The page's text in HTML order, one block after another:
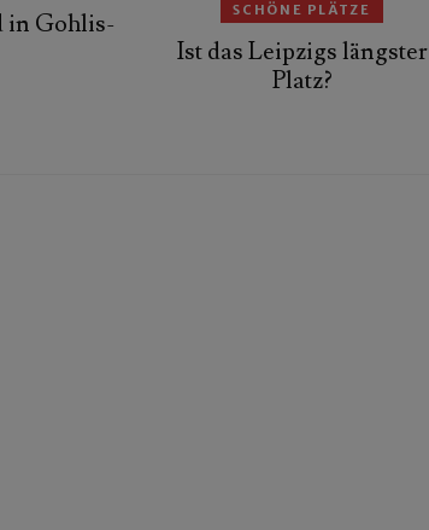
in Gohlis-
SCHÖNE PLÄTZE
Ist das Leipzigs längster
Platz?